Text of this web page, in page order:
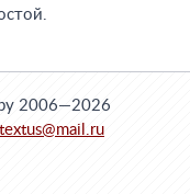
2006—2026